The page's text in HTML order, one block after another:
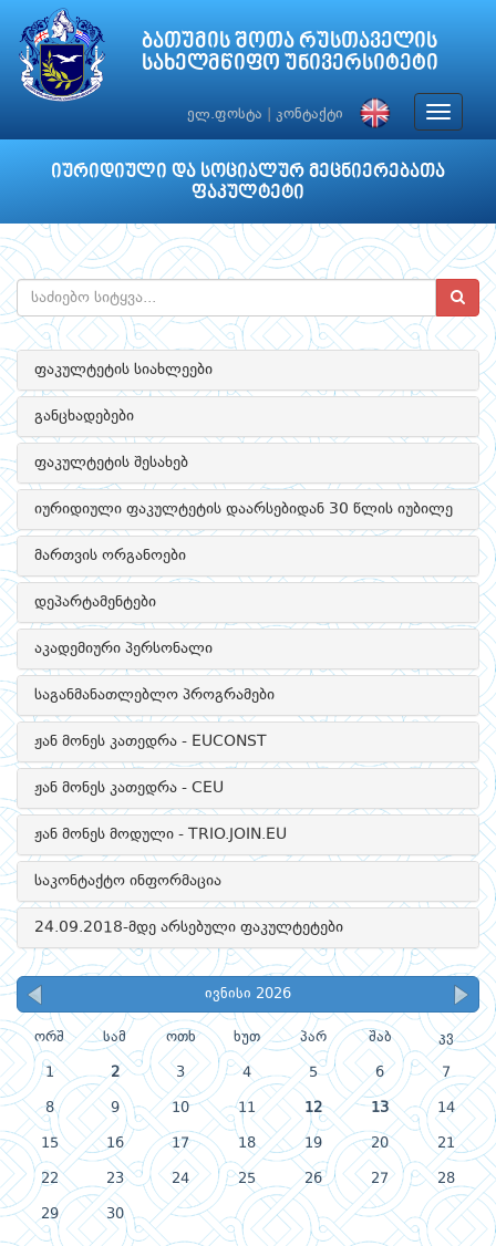
ბათუმის შოთა რუსთაველის
სახელმწიფო უნივერსიტეტი
ელ.ფოსტა კონტაქტი
Toggle
იურიდიული და სოციალურ მეცნიერებათა
ფაკულტეტი
ფაკულტეტის სიახლეები
განცხადებები
ფაკულტეტის შესახებ
იურიდიული ფაკულტეტის დაარსებიდან 30 წლის იუბილე
მართვის ორგანოები
დეპარტამენტები
აკადემიური პერსონალი
საგანმანათლებლო პროგრამები
ჟან მონეს კათედრა - EUCONST
ჟან მონეს კათედრა - CEU
ჟან მონეს მოდული - TRIO.JOIN.EU
საკონტაქტო ინფორმაცია
24.09.2018-მდე არსებული ფაკულტეტები
ივნისი 2026
ორშ სამ ოთხ ხუთ პარ შაბ კვ
1 2 3 4 5 6 7
8 9 10 11 12 13 14
15 16 17 18 19 20 21
22 23 24 25 26 27 28
29 30